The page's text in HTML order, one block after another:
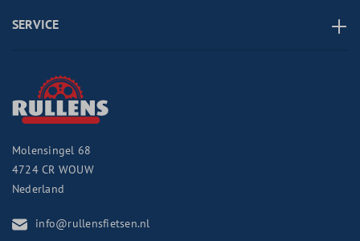
SERVICE
Molensingel 68
4724 CR WOUW
Nederland
info@rullensfietsen.nl